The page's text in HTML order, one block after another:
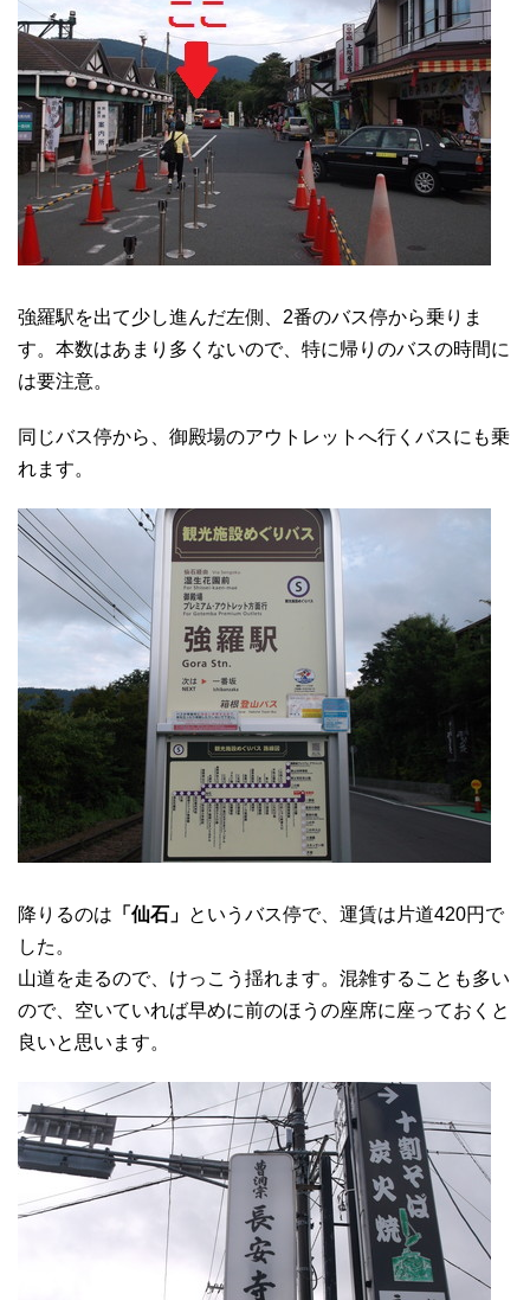
強羅駅を出て少し進んだ左側、2番のバス停から乗りま
す。本数はあまり多くないので、特に帰りのバスの時間に
は要注意。
同じバス停から、御殿場のアウトレットへ行くバスにも乗
れます。
降りるのは 「仙石」 というバス停で、運賃は片道420円で
した。
山道を走るので、けっこう揺れます。混雑することも多い
ので、空いていれば早めに前のほうの座席に座っておくと
良いと思います。